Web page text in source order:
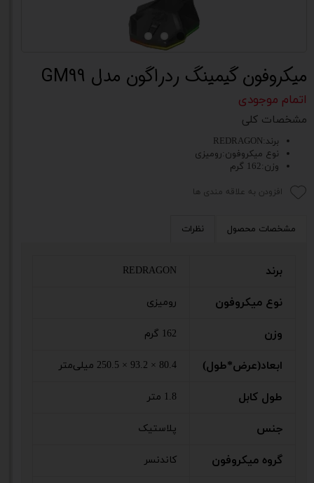
میکروفون گیمینگ ردراگون مدل GM99
اتمام موجودی
مشخصات کلی
برند:REDRAGON
نوع میکروفون:رومیزی
وزن:162 گرم
افزودن به علاقه مندی ها
مشخصات محصول نظرات
برند REDRAGON
نوع میکروفون رومیزی
وزن 162 گرم
ابعاد(عرض*طول) 80.4 × 93.2 × 250.5 میلی‌متر
طول کابل 1.8 متر
جنس پلاستیک
گروه میکروفون کاندنسر